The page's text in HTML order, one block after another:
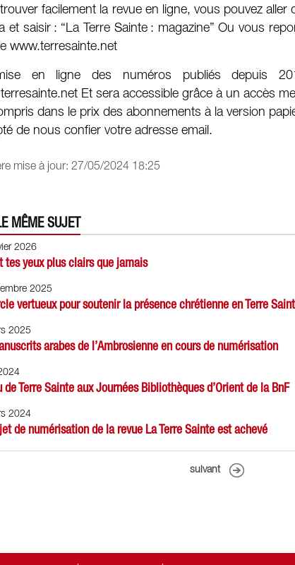
facilement la revue en ligne, vous pouvez
et saisir : “La Terre Sainte : magazine” Ou vous
www.terresainte.net
en ligne des numéros publiés depuis
Et sera accessible grâce à un accès
dans le prix des abonnements à la version
de nous confier votre adresse email.
mise à jour: 27/05/2024 18:25
MÊME SUJET
2026
tes yeux plus clairs que jamais
2025
vertueux pour soutenir la présence chrétienne en Terre
2025
arabes de l’Ambrosienne en cours de numérisation
de Terre Sainte aux Journées Bibliothèques d’Orient de la BnF
2024
de numérisation de la revue La Terre Sainte est achevé
suivant